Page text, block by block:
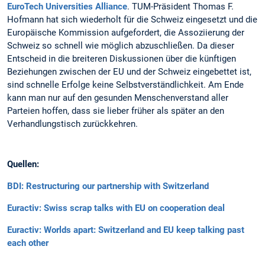
EuroTech Universities Alliance. TUM-Präsident Thomas F.
Hofmann hat sich wiederholt für die Schweiz eingesetzt und die
Europäische Kommission aufgefordert, die Assoziierung der
Schweiz so schnell wie möglich abzuschließen. Da dieser
Entscheid in die breiteren Diskussionen über die künftigen
Beziehungen zwischen der EU und der Schweiz eingebettet ist,
sind schnelle Erfolge keine Selbstverständlichkeit. Am Ende
kann man nur auf den gesunden Menschenverstand aller
Parteien hoffen, dass sie lieber früher als später an den
Verhandlungstisch zurückkehren.
Quellen:
BDI: Restructuring our partnership with Switzerland
Euractiv: Swiss scrap talks with EU on cooperation deal
Euractiv: Worlds apart: Switzerland and EU keep talking past
each other